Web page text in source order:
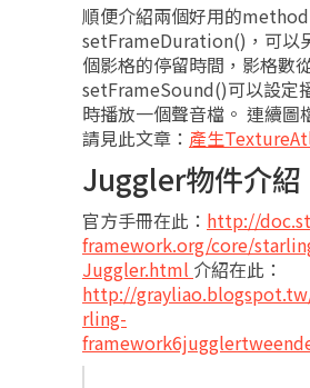
順便介紹兩個好用的
setFrameDuration()，可以
個影格的停留時間，影格數
setFrameSound()可以設定
時播放一個聲音檔。 連續圖
請見此文章： 產生
Juggler物件介紹
官方手冊在此： http://
framework.org/core/
Juggler.html 介紹在此：
http://
rling-